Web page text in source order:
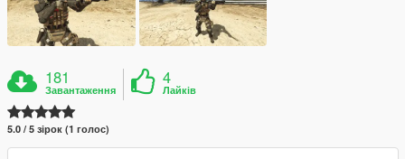
181
Завантаження
4
Лайків
5.0 / 5 зірок (1 голос)